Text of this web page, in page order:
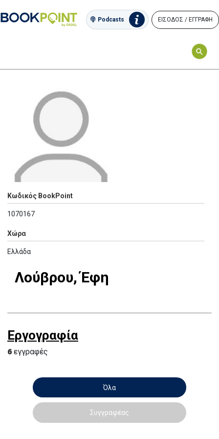
Podcasts ΕΙΣΟΔΟΣ / ΕΓΓΡΑΦΗ
Κωδικός BookPoint
1070167
Χώρα
Ελλάδα
Λούβρου, Έφη
Εργογραφία
6 εγγραφές
Όλα
Συγγραφέας